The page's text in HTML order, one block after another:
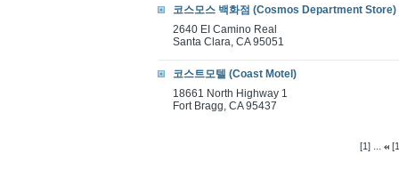
코스모스 백화점 (Cosmos Department Store)
2640 EI Camino Real
Santa Clara, CA 95051
코스트모텔 (Coast Motel)
18661 North Highway 1
Fort Bragg, CA 95437
[1] ...